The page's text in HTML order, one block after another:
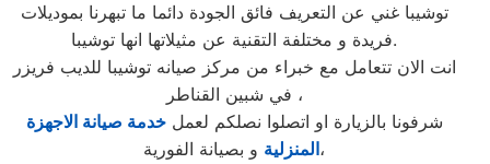
توشيبا غني عن التعريف فائق الجودة دائما ما تبهرنا بموديلات
فريدة و مختلفة التقنية عن مثيلاتها انها توشيبا.
انت الان تتعامل مع خبراء من مركز صيانه توشيبا للديب فريزر
في شبين القناطر ،
شرفونا بالزيارة او اتصلوا نصلكم لعملخدمة صيانة الاجهزة
المنزليةو بصيانة الفورية،